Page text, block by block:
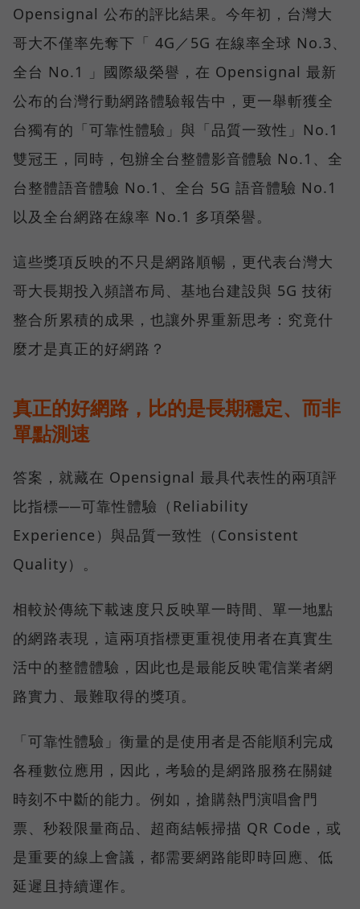
Opensignal 公布的評比結果。今年初，台灣大
哥大不僅率先奪下「 4G／5G 在線率全球 No.3、
全台 No.1 」國際級榮譽，在 Opensignal 最新
公布的台灣行動網路體驗報告中，更一舉斬獲全
台獨有的「可靠性體驗」與「品質一致性」No.1
雙冠王，同時，包辦全台整體影音體驗 No.1、全
台整體語音體驗 No.1、全台 5G 語音體驗 No.1
以及全台網路在線率 No.1 多項榮譽。
這些獎項反映的不只是網路順暢，更代表台灣大
哥大長期投入頻譜布局、基地台建設與 5G 技術
整合所累積的成果，也讓外界重新思考：究竟什
麼才是真正的好網路？
真正的好網路，比的是長期穩定、而非
單點測速
答案，就藏在 Opensignal 最具代表性的兩項評
比指標──可靠性體驗（Reliability
Experience）與品質一致性（Consistent
Quality）。
相較於傳統下載速度只反映單一時間、單一地點
的網路表現，這兩項指標更重視使用者在真實生
活中的整體體驗，因此也是最能反映電信業者網
路實力、最難取得的獎項。
「可靠性體驗」衡量的是使用者是否能順利完成
各種數位應用，因此，考驗的是網路服務在關鍵
時刻不中斷的能力。例如，搶購熱門演唱會門
票、秒殺限量商品、超商結帳掃描 QR Code，或
是重要的線上會議，都需要網路能即時回應、低
延遲且持續運作。